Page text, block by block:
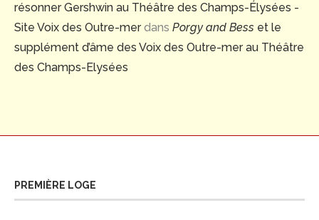
résonner Gershwin au Théâtre des Champs-Élysées -
Site Voix des Outre-merdans Porgy and Bess et le
supplément d’âme des Voix des Outre-mer au Théâtre
des Champs-Elysées
PREMIÈRE LOGE